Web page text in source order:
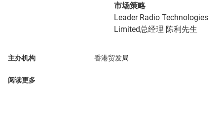
市场策略
Leader Radio Technologies
Limited总经理 陈利先生
主办机构 香港贸发局
阅读更多